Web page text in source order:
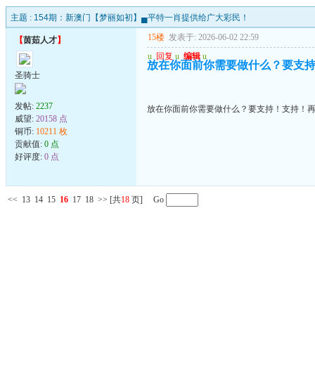
主题 : 154期：新澳门【梦丽如初】▄平特一肖提供给广大彩民！
【茵茹人才】
圣骑士
发帖: 2237
威望: 20158 点
铜币: 10211 枚
贡献值: 0 点
好评度: 0 点
15楼 发表于: 2026-06-02 22:59
u 回复 u 编辑 u
放在你面前你需要做什么？要支
放在你面前你需要做什么？要支持！支持！
<< 13 14 15 16 17 18 >> [共18 页] Go